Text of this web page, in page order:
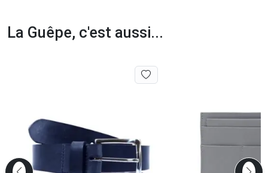
La Guêpe, c'est aussi...